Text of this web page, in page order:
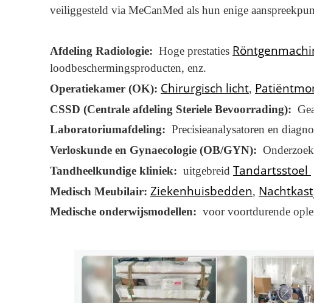
veiliggesteld via MeCanMed als hun enige
Afdeling Radiologie: Hoge prestaties
loodbeschermingsproducten, enz.
Operatiekamer (OK): Chirurgisch licht,
CSSD (Centrale afdeling Steriele Bevoorrading):
Laboratoriumafdeling: Precisieanalysatoren en
Verloskunde en Gynaecologie (OB/GYN):
Tandheelkundige kliniek: uitgebreid Tandartsstoel
Medisch Meubilair: Ziekenhuisbedden,
Medische onderwijsmodellen: voor voortdurende